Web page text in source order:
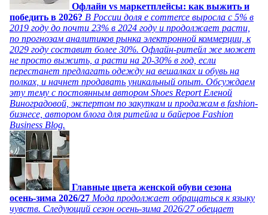
Офлайн vs маркетплейсы: как выжить и
победить в 2026? В России доля e commerce выросла с 5% в
2019 году до почти 23% в 2024 году и продолжает расти,
по прогнозам аналитиков рынка электронной коммерции, к
2029 году составит более 30%. Офлайн-ритейл же может
не просто выжить, а расти на 20-30% в год, если
перестанет предлагать одежду на вешалках и обувь на
полках, и начнет продавать уникальный опыт. Обсуждаем
эту тему с постоянным автором Shoes Report Еленой
Виноградовой, экспертом по закупкам и продажам в fashion-
бизнесе, автором блога для ритейла и байеров Fashion
Business Blog.
Главные цвета женской обуви сезона
осень-зима 2026/27 Мода продолжает обращаться к языку
чувств. Следующий сезон осень-зима 2026/27 обещает